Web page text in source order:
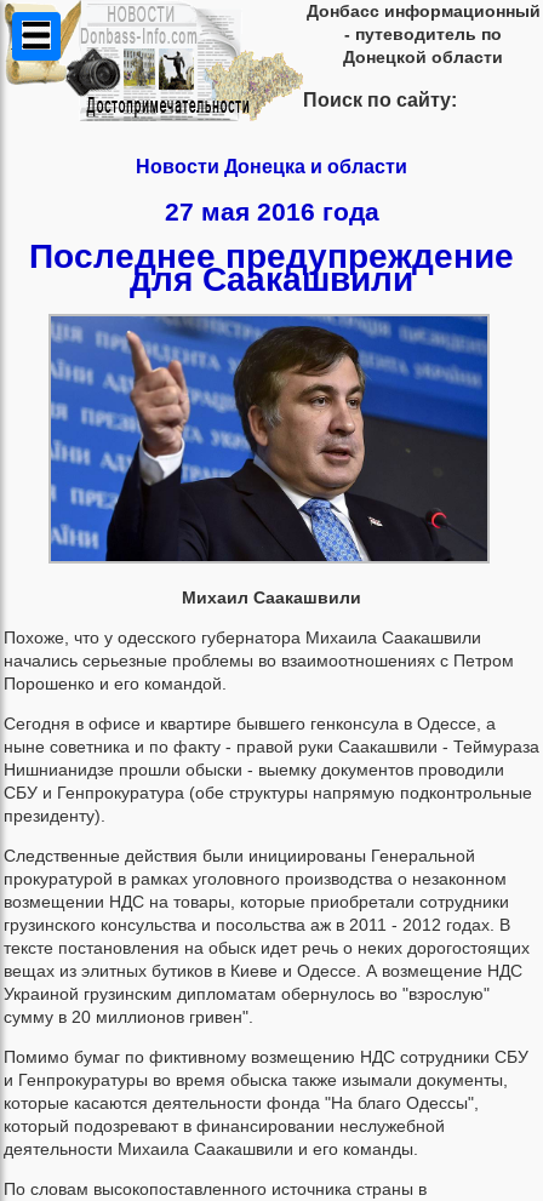
Донбасс информационный
- путеводитель по
Донецкой области
Поиск по сайту:
Новости Донецка и области
27 мая 2016 года
Последнее предупреждение
для Саакашвили
Михаил Саакашвили
Похоже, что у одесского губернатора Михаила Саакашвили
начались серьезные проблемы во взаимоотношениях с Петром
Порошенко и его командой.
Сегодня в офисе и квартире бывшего генконсула в Одессе, а
ныне советника и по факту - правой руки Саакашвили - Теймураза
Нишнианидзе прошли обыски - выемку документов проводили
СБУ и Генпрокуратура (обе структуры напрямую подконтрольные
президенту).
Следственные действия были инициированы Генеральной
прокуратурой в рамках уголовного производства о незаконном
возмещении НДС на товары, которые приобретали сотрудники
грузинского консульства и посольства аж в 2011 - 2012 годах. В
тексте постановления на обыск идет речь о неких дорогостоящих
вещах из элитных бутиков в Киеве и Одессе. А возмещение НДС
Украиной грузинским дипломатам обернулось во "взрослую"
сумму в 20 миллионов гривен".
Помимо бумаг по фиктивному возмещению НДС сотрудники СБУ
и Генпрокуратуры во время обыска также изымали документы,
которые касаются деятельности фонда "На благо Одессы",
который подозревают в финансировании неслужебной
деятельности Михаила Саакашвили и его команды.
По словам высокопоставленного источника страны в